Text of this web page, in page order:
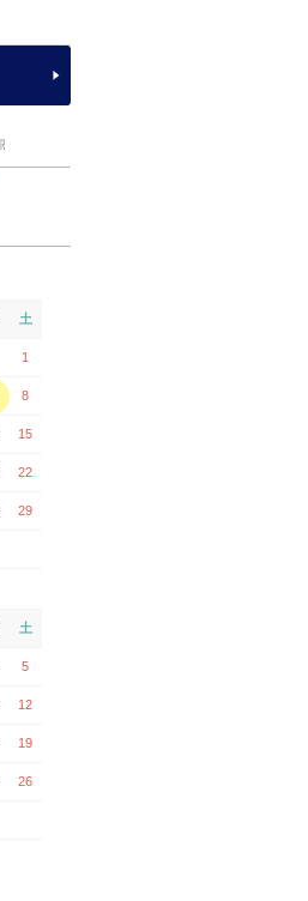
土
1
8
15
22
29
土
5
12
19
26